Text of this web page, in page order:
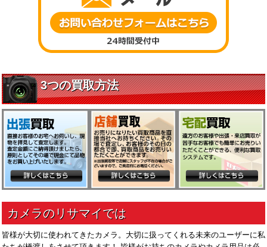
皆様が大切に使われてきたカメラ。大切に扱ってくれる未来のユーザーに私